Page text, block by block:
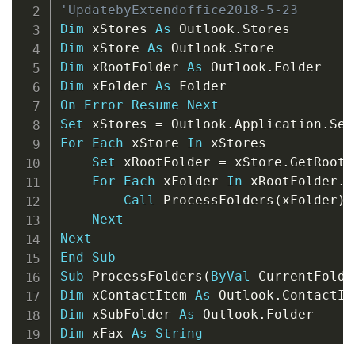
'UpdatebyExtendoffice2018-5-23
Dim xStores As Outlook .
Dim xStore As Outlook .
Dim xRootFolder As Outlook .
Dim xFolder As
On
Error Resume
Next
Set xStores = Outlook . Application .
For
Each xStore In xStores
Set xRootFolder = xStore .
For
Each xFolder In xRootFolder .
Call ProcessFolders ( xFolder )
Next
Next
End
Sub
Sub ProcessFolders ( ByVal
Dim xContactItem As Outlook .
Dim xSubFolder As Outlook .
Dim xFax As
String